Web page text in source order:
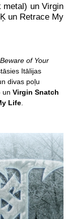
un Virgin
un Retrace My
Beware of Your
Itālijas
divas poļu
un Virgin Snatch
Life.